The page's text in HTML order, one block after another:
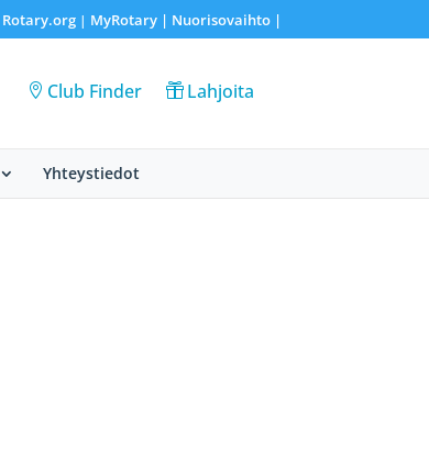
Rotary.org| MyRotary | Nuorisovaihto|
Club Finder Lahjoita
Yhteystiedot